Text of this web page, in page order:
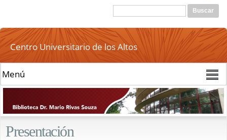
Formulario de
búsqueda
Buscar
Centro Universitario de los Altos
Presentación